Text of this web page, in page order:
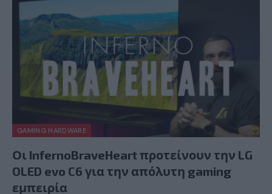
GAMING HARDWARE
Οι InfernoBraveHeart προτείνουν την LG
OLED evo C6 για την απόλυτη gaming
εμπειρία